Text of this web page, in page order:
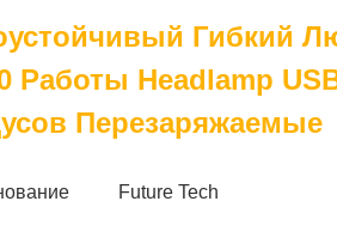
Гибкий
Работы Headlamp
Перезаряжаемые
Future Tech